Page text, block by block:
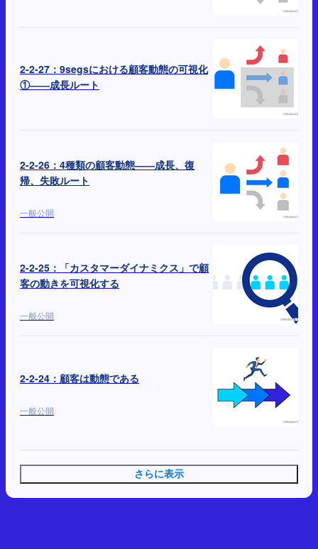
2-2-27：9segsにおける顧客動態の可視化
①――成長ルート
2-2-26：4種類の顧客動態――成長、復
帰、失敗ルート
一般公開
2-2-25：「カスタマーダイナミクス」で顧
客の動きを可視化する
一般公開
2-2-24：顧客は動態である
一般公開
さらに表示